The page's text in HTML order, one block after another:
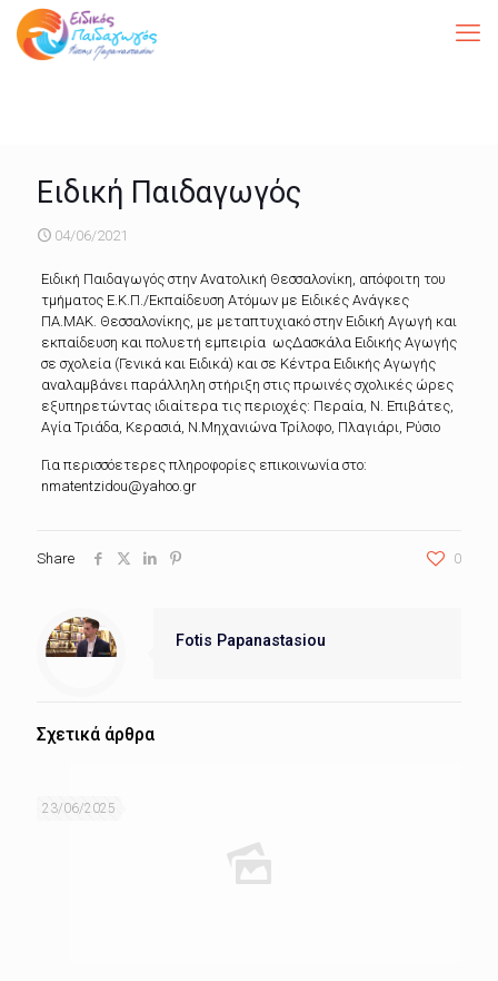
Ειδική Παιδαγωγός
04/06/2021
Ειδική Παιδαγωγός στην Ανατολική Θεσσαλονίκη, απόφοιτη του
τμήματος Ε.Κ.Π./Εκπαίδευση Ατόμων με Ειδικές Ανάγκες
ΠΑ.ΜΑΚ. Θεσσαλονίκης, με μεταπτυχιακό στην Ειδική Αγωγή και
εκπαίδευση και πολυετή εμπειρία ωςΔασκάλα Ειδικής Αγωγής
σε σχολεία (Γενικά και Ειδικά) και σε Κέντρα Ειδικής Αγωγής
αναλαμβάνει παράλληλη στήριξη στις πρωινές σχολικές ώρες
εξυπηρετώντας ιδιαίτερα τις περιοχές: Περαία, Ν. Επιβάτες,
Αγία Τριάδα, Κερασιά, Ν.Μηχανιώνα Τρίλοφο, Πλαγιάρι, Ρύσιο
Για περισσόετερες πληροφορίες επικοινωνία στο:
nmatentzidou@yahoo.gr
Share 0
Fotis Papanastasiou
Σχετικά άρθρα
23/06/2025